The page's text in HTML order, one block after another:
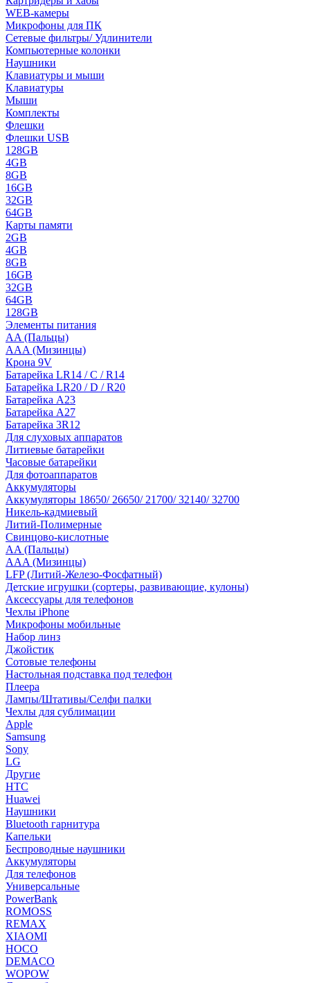
WEB-камеры
Микрофоны для ПК
Сетевые фильтры/ Удлинители
Компьютерные колонки
Наушники
Клавиатуры и мыши
Клавиатуры
Мыши
Комплекты
Флешки
Флешки USB
128GB
4GB
8GB
16GB
32GB
64GB
Карты памяти
2GB
4GB
8GB
16GB
32GB
64GB
128GB
Элементы питания
AA (Пальцы)
AAA (Мизинцы)
Крона 9V
Батарейка LR14 / C / R14
Батарейка LR20 / D / R20
Батарейка A23
Батарейка A27
Батарейка 3R12
Для слуховых аппаратов
Литиевые батарейки
Часовые батарейки
Для фотоаппаратов
Аккумуляторы
Аккумуляторы 18650/ 26650/ 21700/ 32140/ 32700
Никель-кадмиевый
Литий-Полимерные
Свинцово-кислотные
AA (Пальцы)
AAA (Мизинцы)
LFP (Литий-Железо-Фосфатный)
Детские игрушки (сортеры, развивающие, кулоны)
Аксессуары для телефонов
Чехлы iPhone
Микрофоны мобильные
Набор линз
Джойстик
Сотовые телефоны
Настольная подставка под телефон
Плеера
Лампы/Штативы/Селфи палки
Чехлы для сублимации
Apple
Samsung
Sony
LG
Другие
HTC
Huawei
Наушники
Bluetooth гарнитура
Капельки
Беспроводные наушники
Аккумуляторы
Для телефонов
Универсальные
PowerBank
ROMOSS
REMAX
XIAOMI
HOCO
DEMACO
WOPOW